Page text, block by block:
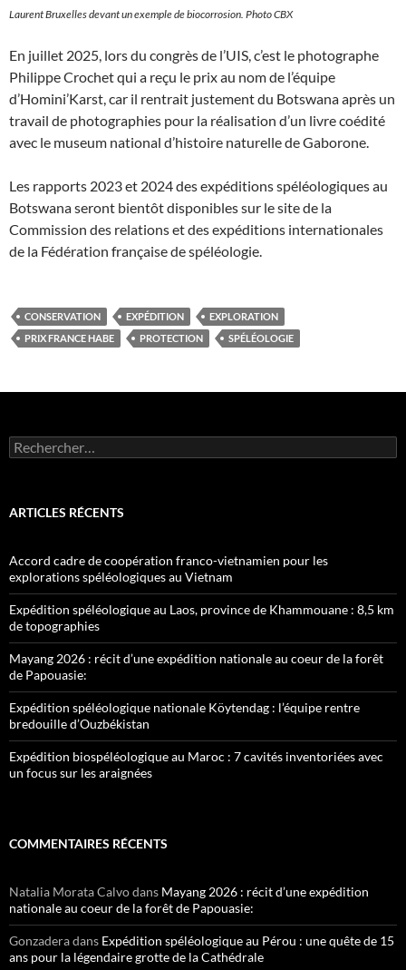
Laurent Bruxelles devant un exemple de biocorrosion. Photo CBX
En juillet 2025, lors du congrès de l’UIS, c’est le photographe
Philippe Crochet qui a reçu le prix au nom de l’équipe
d’Homini’Karst, car il rentrait justement du Botswana après un
travail de photographies pour la réalisation d’un livre coédité
avec le museum national d’histoire naturelle de Gaborone.
Les rapports 2023 et 2024 des expéditions spéléologiques au
Botswana seront bientôt disponibles sur le site de la
Commission des relations et des expéditions internationales
de la Fédération française de spéléologie.
CONSERVATION EXPÉDITION
EXPLORATION
PRIX FRANCE HABE
PROTECTION SPÉLÉOLOGIE
Rechercher :
ARTICLES RÉCENTS
Accord cadre de coopération franco-vietnamien pour les
explorations spéléologiques au Vietnam
Expédition spéléologique au Laos, province de Khammouane : 8,5 km
de topographies
Mayang 2026 : récit d’une expédition nationale au coeur de la forêt
de Papouasie:
Expédition spéléologique nationale Köytendag : l’équipe rentre
bredouille d’Ouzbékistan
Expédition biospéléologique au Maroc : 7 cavités inventoriées avec
un focus sur les araignées
COMMENTAIRES RÉCENTS
Natalia Morata Calvodans Mayang 2026 : récit d’une expédition
nationale au coeur de la forêt de Papouasie:
Gonzaderadans Expédition spéléologique au Pérou : une quête de 15
ans pour la légendaire grotte de la Cathédrale